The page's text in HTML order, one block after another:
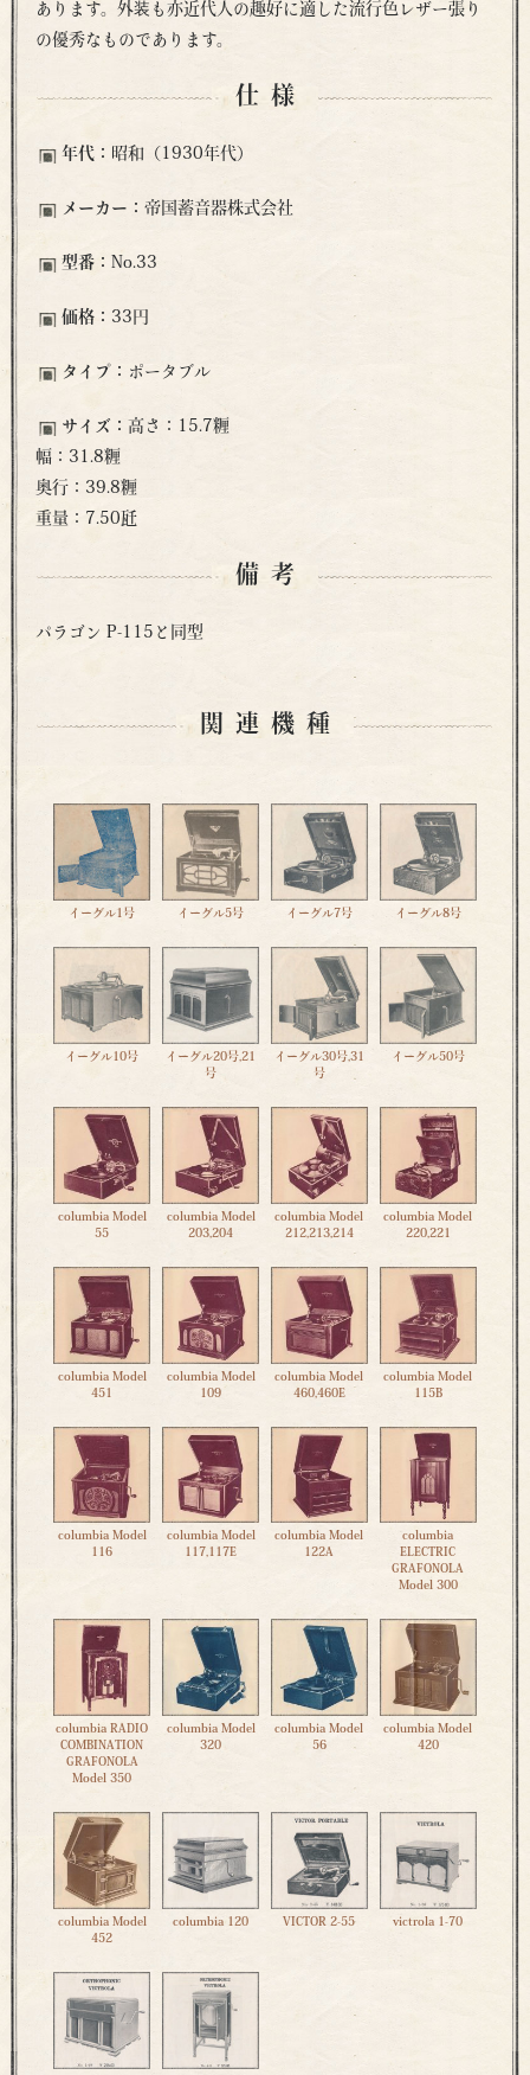
あります。外装も亦近代人の趣好に適した流行色レザー張り
の優秀なものであります。
仕様
年代： 昭和（1930年代）
メーカー：帝国蓄音器株式会社
型番：No.33
価格： 33円
タイプ： ポータブル
サイズ： 高さ：15.7糎
幅：31.8糎
奥行：39.8糎
重量：7.50瓩
備考
パラゴン P-115と同型
関連機種
イーグル1号 イーグル5号 イーグル7号 イーグル8号
イーグル10号
イーグル20号,21
号
イーグル30号,31
号
イーグル50号
columbia Model
55
columbia Model
203,204
columbia Model
212,213,214
columbia Model
220,221
columbia Model
451
columbia Model
109
columbia Model
460,460E
columbia Model
115B
columbia Model
116
columbia Model
117,117E
columbia Model
122A
columbia
ELECTRIC
GRAFONOLA
Model 300
columbia RADIO
COMBINATION
GRAFONOLA
Model 350
columbia Model
320
columbia Model
56
columbia Model
420
columbia Model
452
columbia 120 VICTOR 2-55 victrola 1-70